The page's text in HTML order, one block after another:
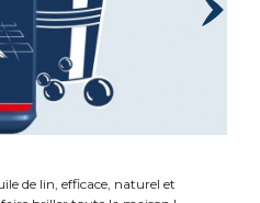
de lin, efficace, naturel et